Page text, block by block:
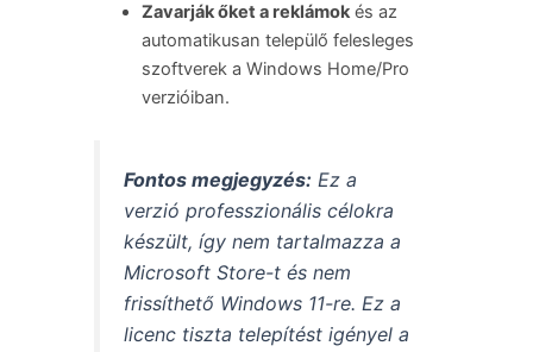
Zavarják őket a reklámokés az
automatikusan települő felesleges
szoftverek a Windows Home/Pro
verzióiban.
Fontos megjegyzés: Ez a
verzió professzionális célokra
készült, így nem tartalmazza a
Microsoft Store-t és nem
frissíthető Windows 11-re. Ez a
licenc tiszta telepítést igényel a